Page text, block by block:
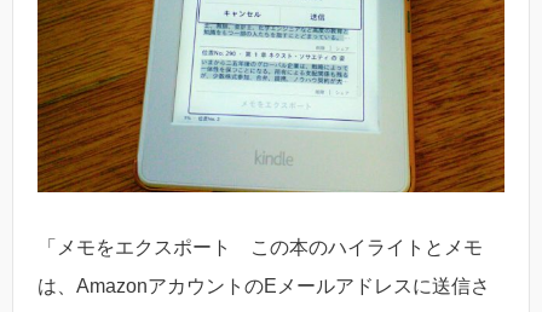
「メモをエクスポート この本のハイライトとメモ
は、AmazonアカウントのEメールアドレスに送信さ